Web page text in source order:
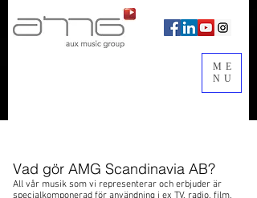
ME
NU
Vad gör AMG Scandinavia AB?
All vår musik som vi representerar och erbjuder är
specialkomponerad för användning i ex TV, radio, film,